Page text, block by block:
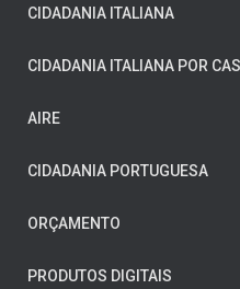
CIDADANIA ITALIANA
CIDADANIA ITALIANA POR
AIRE
CIDADANIA PORTUGUESA
ORÇAMENTO
PRODUTOS DIGITAIS